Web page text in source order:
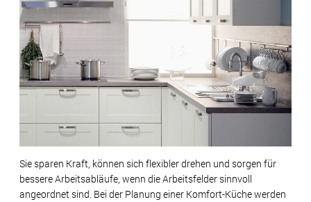
Sie sparen Kraft, können sich flexibler drehen und sorgen für
bessere Arbeitsabläufe, wenn die Arbeitsfelder sinnvoll
angeordnet sind. Bei der Planung einer Komfort-Küche werden